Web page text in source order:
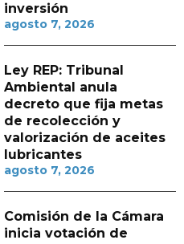
inversión
agosto 7, 2026
Ley REP: Tribunal
Ambiental anula
decreto que fija metas
de recolección y
valorización de aceites
lubricantes
agosto 7, 2026
Comisión de la Cámara
inicia votación de